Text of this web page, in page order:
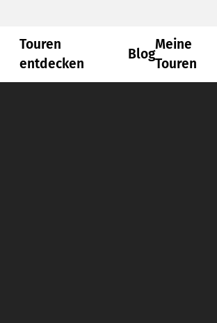
Touren
entdecken
Blog
Meine
Touren